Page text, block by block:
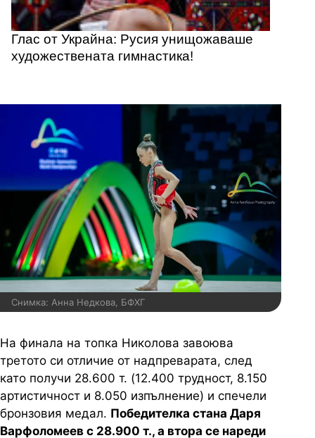
Глас от Украйна: Русия унищожаваше
художествената гимнастика!
Снимка: Анна Недкова, БФХГ
На финала на топка Николова завоюва
третото си отличие от надпреварата, след
като получи 28.600 т. (12.400 трудност, 8.150
артистичност и 8.050 изпълнение) и спечели
бронзовия медал. Победителка стана Даря
Варфоломеев с 28.900 т., а втора се нареди